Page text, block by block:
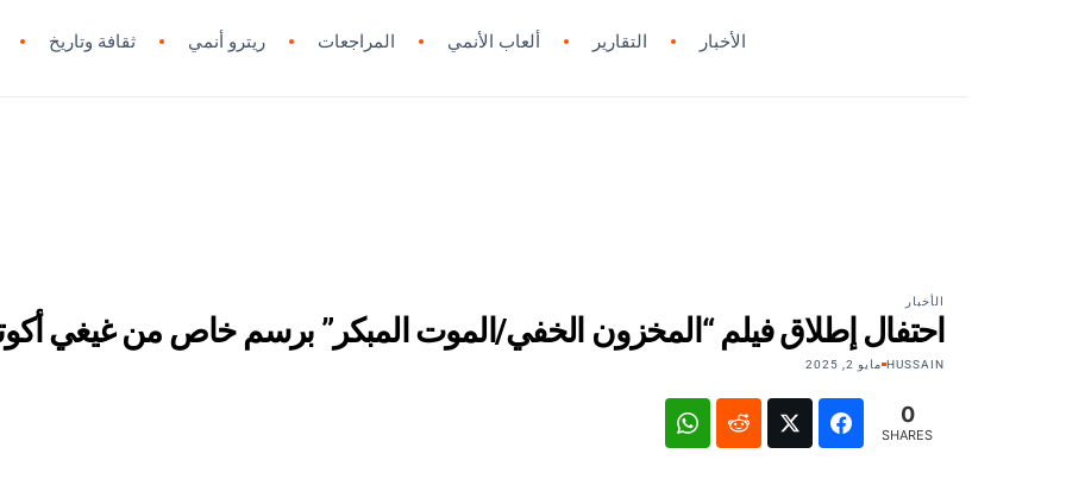
الأخبار التقارير ألعاب الأنمي المراجعات ريترو أنمي ثقافة وتاريخ
الأخبار
احتفال إطلاق فيلم “المخزون الخفي/الموت المبكر” برسم خاص من غيغي
HUSSAIN مايو 2, 2025
0
SHARES